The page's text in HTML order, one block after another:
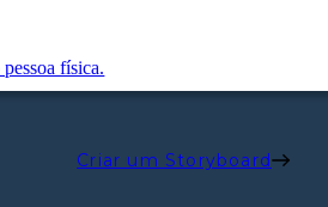
física.
Criar um Storyboard